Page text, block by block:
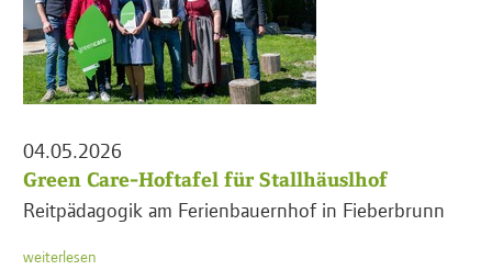
04.05.2026
Green Care-Hoftafel für Stallhäuslhof
Reitpädagogik am Ferienbauernhof in Fieberbrunn
weiterlesen